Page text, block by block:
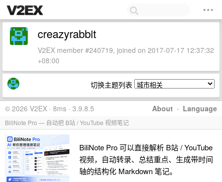
creazyrabbit
V2EX member #240719, joined on 2017-07-17 12:37:32
+08:00
切换主题列表
About · Language
© 2026 V2EX · 8ms · 3.9.8.5
BiliNote Pro — 自动把 B站 / YouTube 视频笔记
BiliNote Pro 可以直接解析 B站 / YouTube
视频，自动转录、总结重点、生成带时间
轴的结构化 Markdown 笔记。